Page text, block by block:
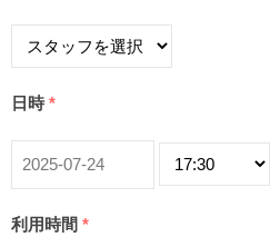
日時 *
利用時間 *